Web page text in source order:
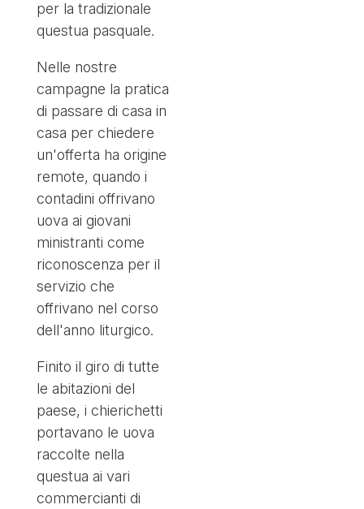
per la tradizionale
questua pasquale.
Nelle nostre
campagne la pratica
di passare di casa in
casa per chiedere
un'offerta ha origine
remote, quando i
contadini offrivano
uova ai giovani
ministranti come
riconoscenza per il
servizio che
offrivano nel corso
dell'anno liturgico.
Finito il giro di tutte
le abitazioni del
paese, i chierichetti
portavano le uova
raccolte nella
questua ai vari
commercianti di